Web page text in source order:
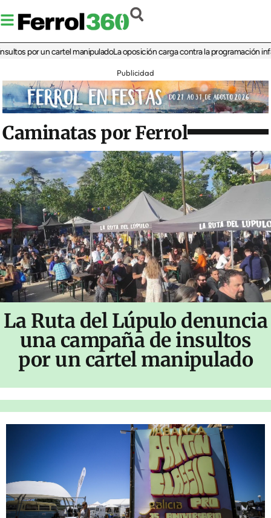
por un cartel manipuladoLa oposición carga contra la programación infantil
Publicidad
Caminatas por Ferrol
La Ruta del Lúpulo denuncia
una campaña de insultos
por un cartel manipulado